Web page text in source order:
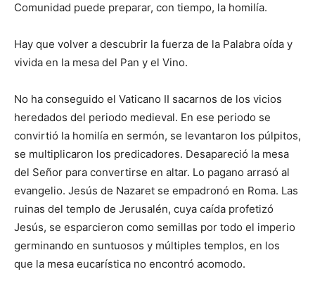
Comunidad puede preparar, con tiempo, la homilía.
Hay que volver a descubrir la fuerza de la Palabra oída y
vivida en la mesa del Pan y el Vino.
No ha conseguido el Vaticano II sacarnos de los vicios
heredados del periodo medieval. En ese periodo se
convirtió la homilía en sermón, se levantaron los púlpitos,
se multiplicaron los predicadores. Desapareció la mesa
del Señor para convertirse en altar. Lo pagano arrasó al
evangelio. Jesús de Nazaret se empadronó en Roma. Las
ruinas del templo de Jerusalén, cuya caída profetizó
Jesús, se esparcieron como semillas por todo el imperio
germinando en suntuosos y múltiples templos, en los
que la mesa eucarística no encontró acomodo.